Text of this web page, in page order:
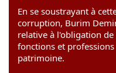
En se soustrayant à
corruption, Burim
relative à l'obligation
fonctions et
patrimoine.